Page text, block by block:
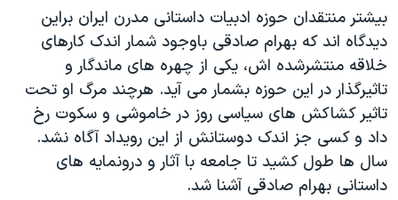
قانون شفافیت دارائی کادر رهبری ایران
اعتراضات مردمی آبان ۹۸
اسرائیل در جنگ
نرگس محمدی برنده جایزه نوبل صلح
همایش محافظه‌کاران آمریکا «سی‌پک»
صفحه‌های ویژه
بیشتر منتقدان حوزه ادبیات داستانی مدرن ایران براین
دیدگاه اند که بهرام صادقی باوجود شمار اندک کارهای
خلاقه منتشرشده اش، یکی از چهره های ماندگار و
تاثیرگذار در این حوزه بشمار می آید. هرچند مرگ او تحت
تاثیر کشاکش های سیاسی روز در خاموشی و سکوت رخ
داد و کسی جز اندک دوستانش از این رویداد آگاه نشد.
سال ها طول کشید تا جامعه با آثار و درونمایه های
داستانی بهرام صادقی آشنا شد.